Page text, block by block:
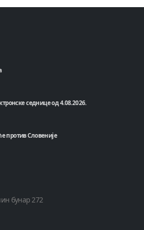
седнице од 4.08.2026.
против Словеније
бунар 272